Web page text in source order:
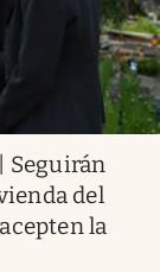
Seguirán
del
la